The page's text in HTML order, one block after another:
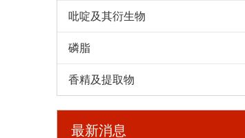
吡啶及其衍生物
磷脂
香精及提取物
最新消息